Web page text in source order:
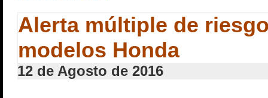
Alerta múltiple de
modelos Honda
12 de Agosto de 2016